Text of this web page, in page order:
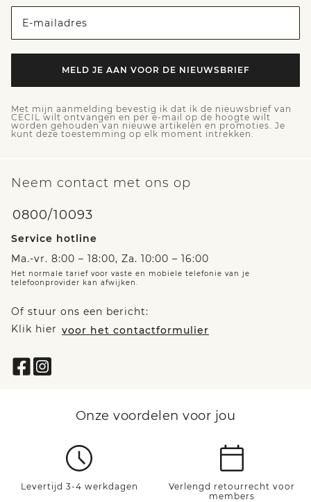
E-mailadres
MELD JE AAN VOOR DE NIEUWSBRIEF
Met mijn aanmelding bevestig ik dat ik de nieuwsbrief van
CECIL wilt ontvangen en per e-mail op de hoogte wilt
worden gehouden van nieuwe artikelen en promoties. Je
kunt deze toestemming op elk moment intrekken.
Neem contact met ons op
0800/10093
Service hotline
Ma.-vr. 8:00 – 18:00, Za. 10:00 – 16:00
Het normale tarief voor vaste en mobiele telefonie van je
telefoonprovider kan afwijken.
Of stuur ons een bericht:
Klik hier voor het contactformulier
Onze voordelen voor jou
Levertijd 3-4 werkdagen
Verlengd retourrecht voor
members